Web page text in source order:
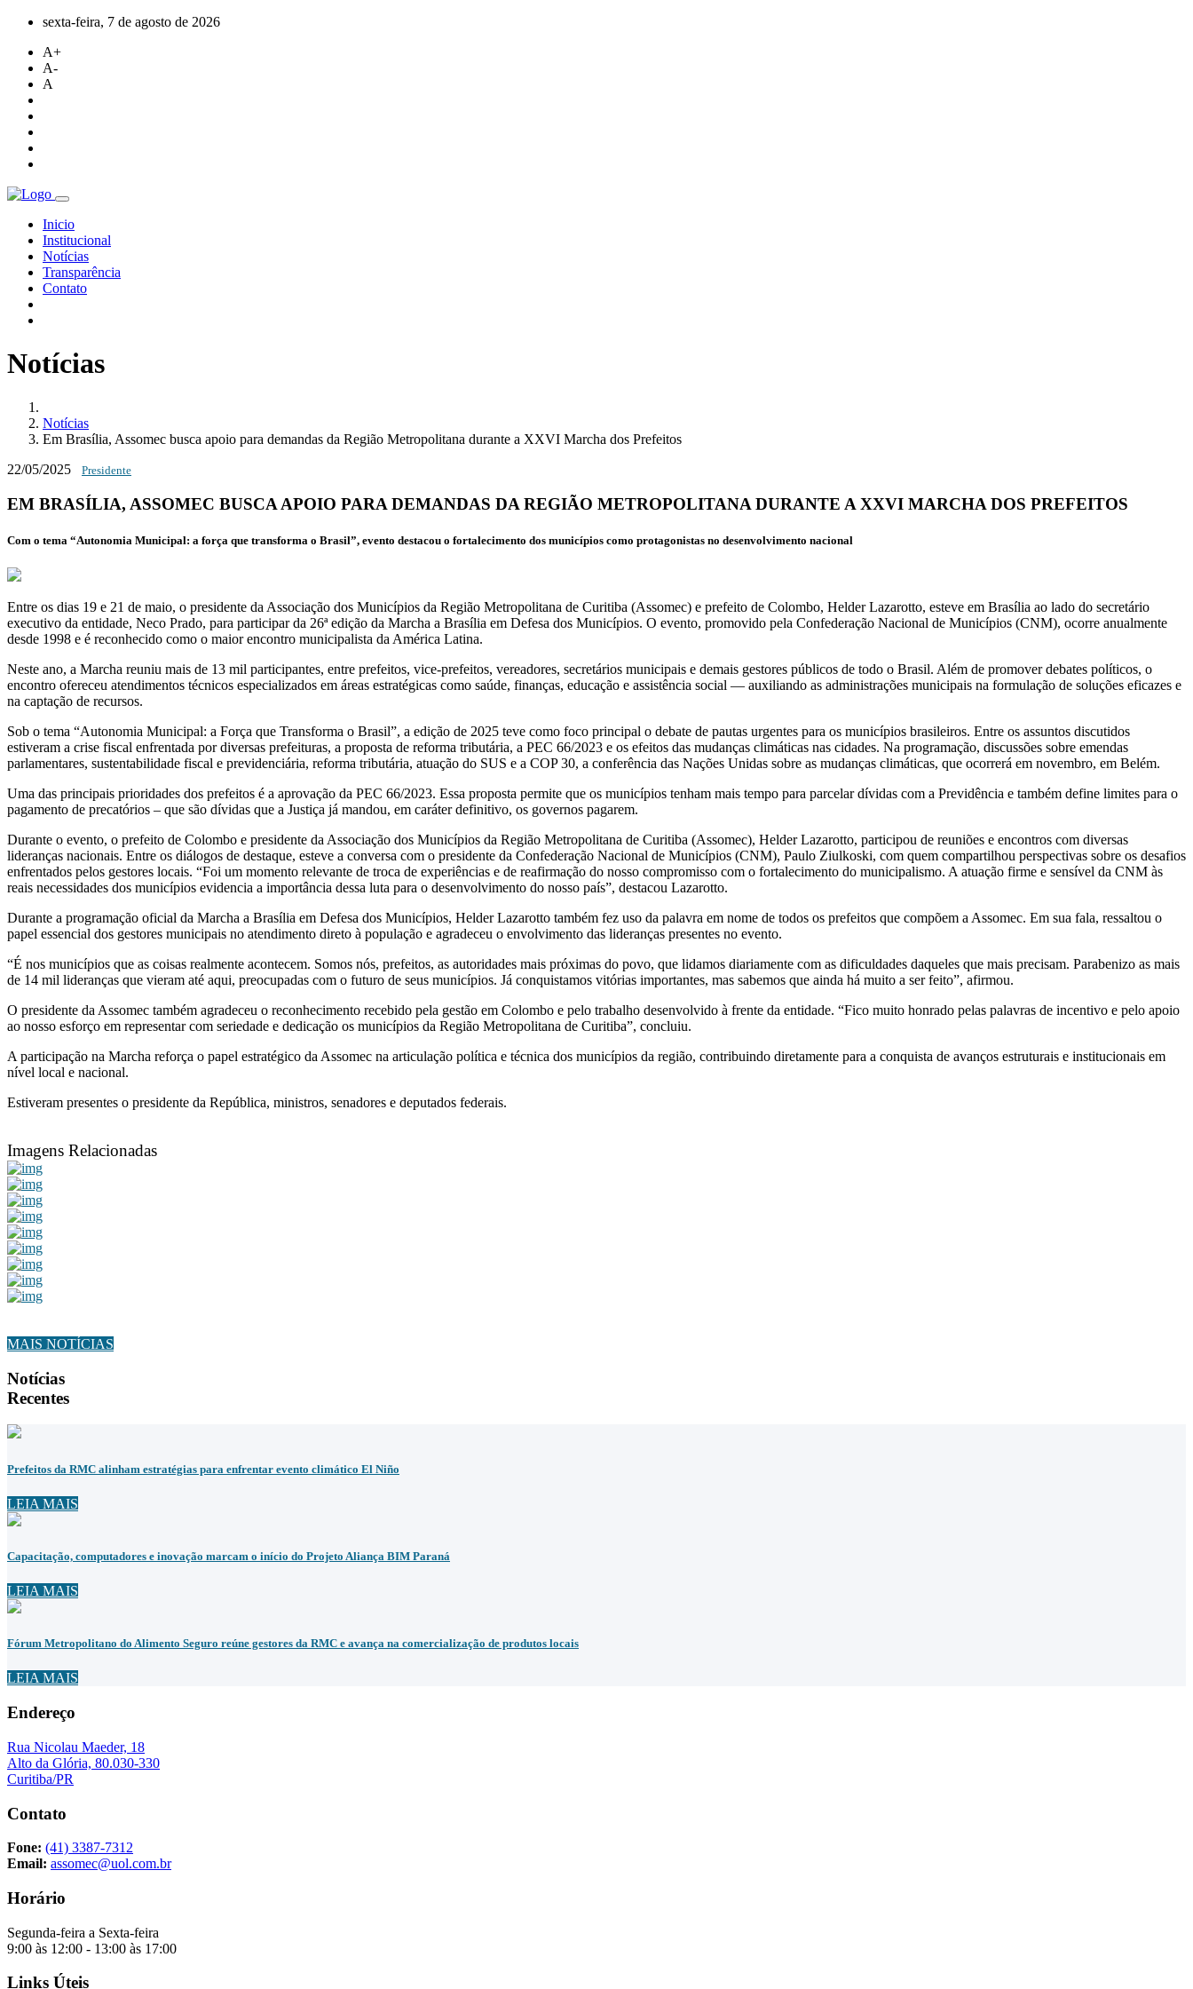
sexta-feira, 7 de agosto de 2026
A+
A-
A
Inicio
Institucional
Notícias
Transparência
Contato
Notícias
Notícias
Em Brasília, Assomec busca apoio para demandas da Região Metropolitana durante a XXVI Marcha dos Prefeitos
22/05/2025 Presidente
EM BRASÍLIA, ASSOMEC BUSCA APOIO PARA DEMANDAS DA REGIÃO METROPOLITANA DURANTE A XXVI MARCHA DOS PREFEITOS
Com o tema “Autonomia Municipal: a força que transforma o Brasil”, evento destacou o fortalecimento dos municípios como protagonistas no desenvolvimento nacional
Entre os dias 19 e 21 de maio, o presidente da Associação dos Municípios da Região Metropolitana de Curitiba (Assomec) e prefeito de Colombo, Helder Lazarotto, esteve em Brasília ao lado do secretário
executivo da entidade, Neco Prado, para participar da 26ª edição da Marcha a Brasília em Defesa dos Municípios. O evento, promovido pela Confederação Nacional de Municípios (CNM), ocorre anualmente
desde 1998 e é reconhecido como o maior encontro municipalista da América Latina.
Neste ano, a Marcha reuniu mais de 13 mil participantes, entre prefeitos, vice-prefeitos, vereadores, secretários municipais e demais gestores públicos de todo o Brasil. Além de promover debates políticos, o
encontro ofereceu atendimentos técnicos especializados em áreas estratégicas como saúde, finanças, educação e assistência social — auxiliando as administrações municipais na formulação de soluções eficazes e
na captação de recursos.
Sob o tema “Autonomia Municipal: a Força que Transforma o Brasil”, a edição de 2025 teve como foco principal o debate de pautas urgentes para os municípios brasileiros. Entre os assuntos discutidos
estiveram a crise fiscal enfrentada por diversas prefeituras, a proposta de reforma tributária, a PEC 66/2023 e os efeitos das mudanças climáticas nas cidades. Na programação, discussões sobre emendas
parlamentares, sustentabilidade fiscal e previdenciária, reforma tributária, atuação do SUS e a COP 30, a conferência das Nações Unidas sobre as mudanças climáticas, que ocorrerá em novembro, em Belém.
Uma das principais prioridades dos prefeitos é a aprovação da PEC 66/2023. Essa proposta permite que os municípios tenham mais tempo para parcelar dívidas com a Previdência e também define limites para o
pagamento de precatórios – que são dívidas que a Justiça já mandou, em caráter definitivo, os governos pagarem.
Durante o evento, o prefeito de Colombo e presidente da Associação dos Municípios da Região Metropolitana de Curitiba (Assomec), Helder Lazarotto, participou de reuniões e encontros com diversas
lideranças nacionais. Entre os diálogos de destaque, esteve a conversa com o presidente da Confederação Nacional de Municípios (CNM), Paulo Ziulkoski, com quem compartilhou perspectivas sobre os desafios
enfrentados pelos gestores locais. “Foi um momento relevante de troca de experiências e de reafirmação do nosso compromisso com o fortalecimento do municipalismo. A atuação firme e sensível da CNM às
reais necessidades dos municípios evidencia a importância dessa luta para o desenvolvimento do nosso país”, destacou Lazarotto.
Durante a programação oficial da Marcha a Brasília em Defesa dos Municípios, Helder Lazarotto também fez uso da palavra em nome de todos os prefeitos que compõem a Assomec. Em sua fala, ressaltou o
papel essencial dos gestores municipais no atendimento direto à população e agradeceu o envolvimento das lideranças presentes no evento.
“É nos municípios que as coisas realmente acontecem. Somos nós, prefeitos, as autoridades mais próximas do povo, que lidamos diariamente com as dificuldades daqueles que mais precisam. Parabenizo as mais
de 14 mil lideranças que vieram até aqui, preocupadas com o futuro de seus municípios. Já conquistamos vitórias importantes, mas sabemos que ainda há muito a ser feito”, afirmou.
O presidente da Assomec também agradeceu o reconhecimento recebido pela gestão em Colombo e pelo trabalho desenvolvido à frente da entidade. “Fico muito honrado pelas palavras de incentivo e pelo apoio
ao nosso esforço em representar com seriedade e dedicação os municípios da Região Metropolitana de Curitiba”, concluiu.
A participação na Marcha reforça o papel estratégico da Assomec na articulação política e técnica dos municípios da região, contribuindo diretamente para a conquista de avanços estruturais e institucionais em
nível local e nacional.
Estiveram presentes o presidente da República, ministros, senadores e deputados federais.
Imagens Relacionadas
MAIS NOTÍCIAS
Notícias
Recentes
Prefeitos da RMC alinham estratégias para enfrentar evento climático El Niño
LEIA MAIS
Capacitação, computadores e inovação marcam o início do Projeto Aliança BIM Paraná
LEIA MAIS
Fórum Metropolitano do Alimento Seguro reúne gestores da RMC e avança na comercialização de produtos locais
LEIA MAIS
Endereço
Rua Nicolau Maeder, 18
Alto da Glória, 80.030-330
Curitiba/PR
Contato
Fone: (41) 3387-7312
Email: assomec@uol.com.br
Horário
Segunda-feira a Sexta-feira
9:00 às 12:00 - 13:00 às 17:00
Links Úteis